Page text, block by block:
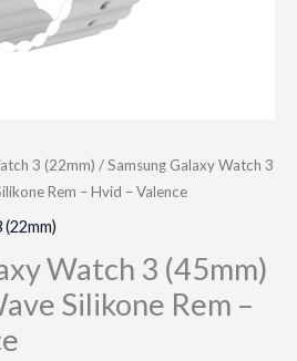
3 (22mm) / Samsung Galaxy Watch 3
Rem – Hvid – Valence
Watch 3 (45mm)
Silikone Rem –